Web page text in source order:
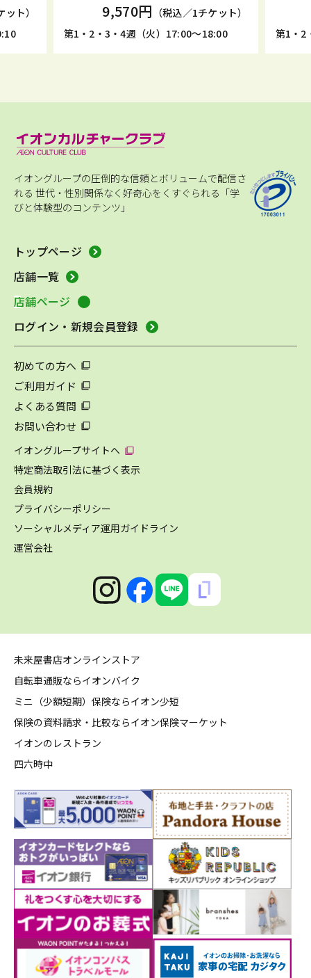
ト）
9,570円 （税込／1チケット）
第1・2・3・4週（火）17:00～18:00
第1・2
イオングループの圧倒的な信頼とボリュームで配信さ
れる 世代・性別関係なく好奇心をくすぐられる「学
びと体験型のコンテンツ」
トップページ
店舗一覧
店舗ページ
ログイン・新規会員登録
初めての方へ
ご利用ガイド
よくある質問
お問い合わせ
イオングループサイトへ
特定商法取引法に基づく表示
会員規約
プライバシーポリシー
ソーシャルメディア運用ガイドライン
運営会社
未来屋書店オンラインストア
自転車通販ならイオンバイク
ミニ（少額短期）保険ならイオン少短
保険の資料請求・比較ならイオン保険マーケット
イオンのレストラン
四六時中